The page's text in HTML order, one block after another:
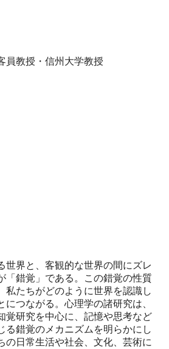
教授・信州大学教授
世界と、客観的な世界の間にズレ
「錯覚」である。この錯覚の性質
私たちがどのように世界を認識し
につながる。心理学の諸研究は、
覚研究を中心に、記憶や思考など
る錯覚のメカニズムを明らかにし
の日常生活や社会、文化、芸術に